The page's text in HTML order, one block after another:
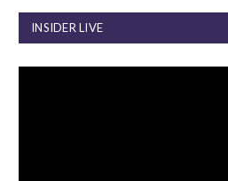
INSIDER LIVE